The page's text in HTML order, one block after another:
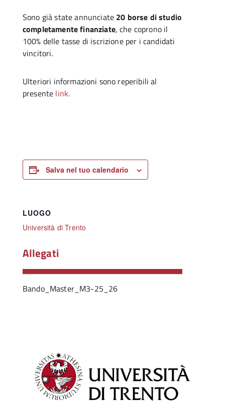
Sono già state annunciate 20 borse di studio
completamente finanziate, che coprono il
100% delle tasse di iscrizione per i candidati
vincitori.
Ulteriori informazioni sono reperibili al
presente link.
Salva nel tuo calendario
LUOGO
Università di Trento
Allegati
Bando_Master_M3-25_26